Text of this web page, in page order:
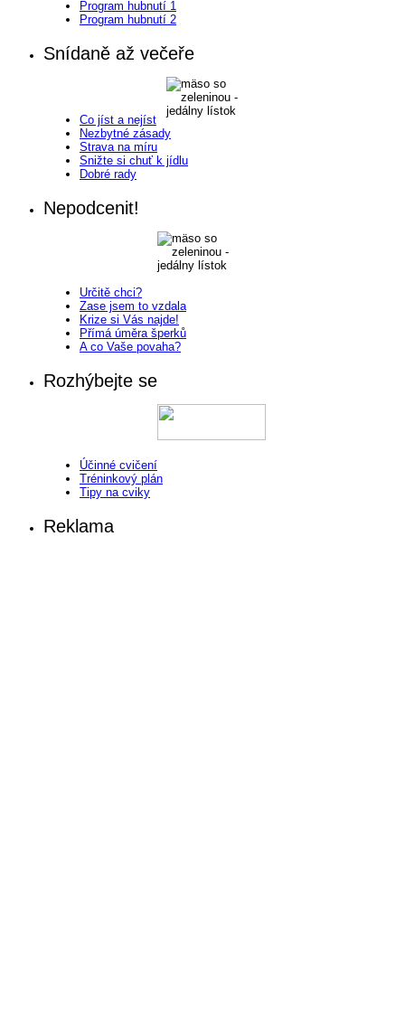
Program hubnutí 1
Program hubnutí 2
Snídaně až večeře
Co jíst a nejíst
Nezbytné zásady
Strava na míru
Snižte si chuť k jídlu
Dobré rady
Nepodcenit!
Určitě chci?
Zase jsem to vzdala
Krize si Vás najde!
Přímá úměra šperků
A co Vaše povaha?
Rozhýbejte se
Účinné cvičení
Tréninkový plán
Tipy na cviky
Reklama